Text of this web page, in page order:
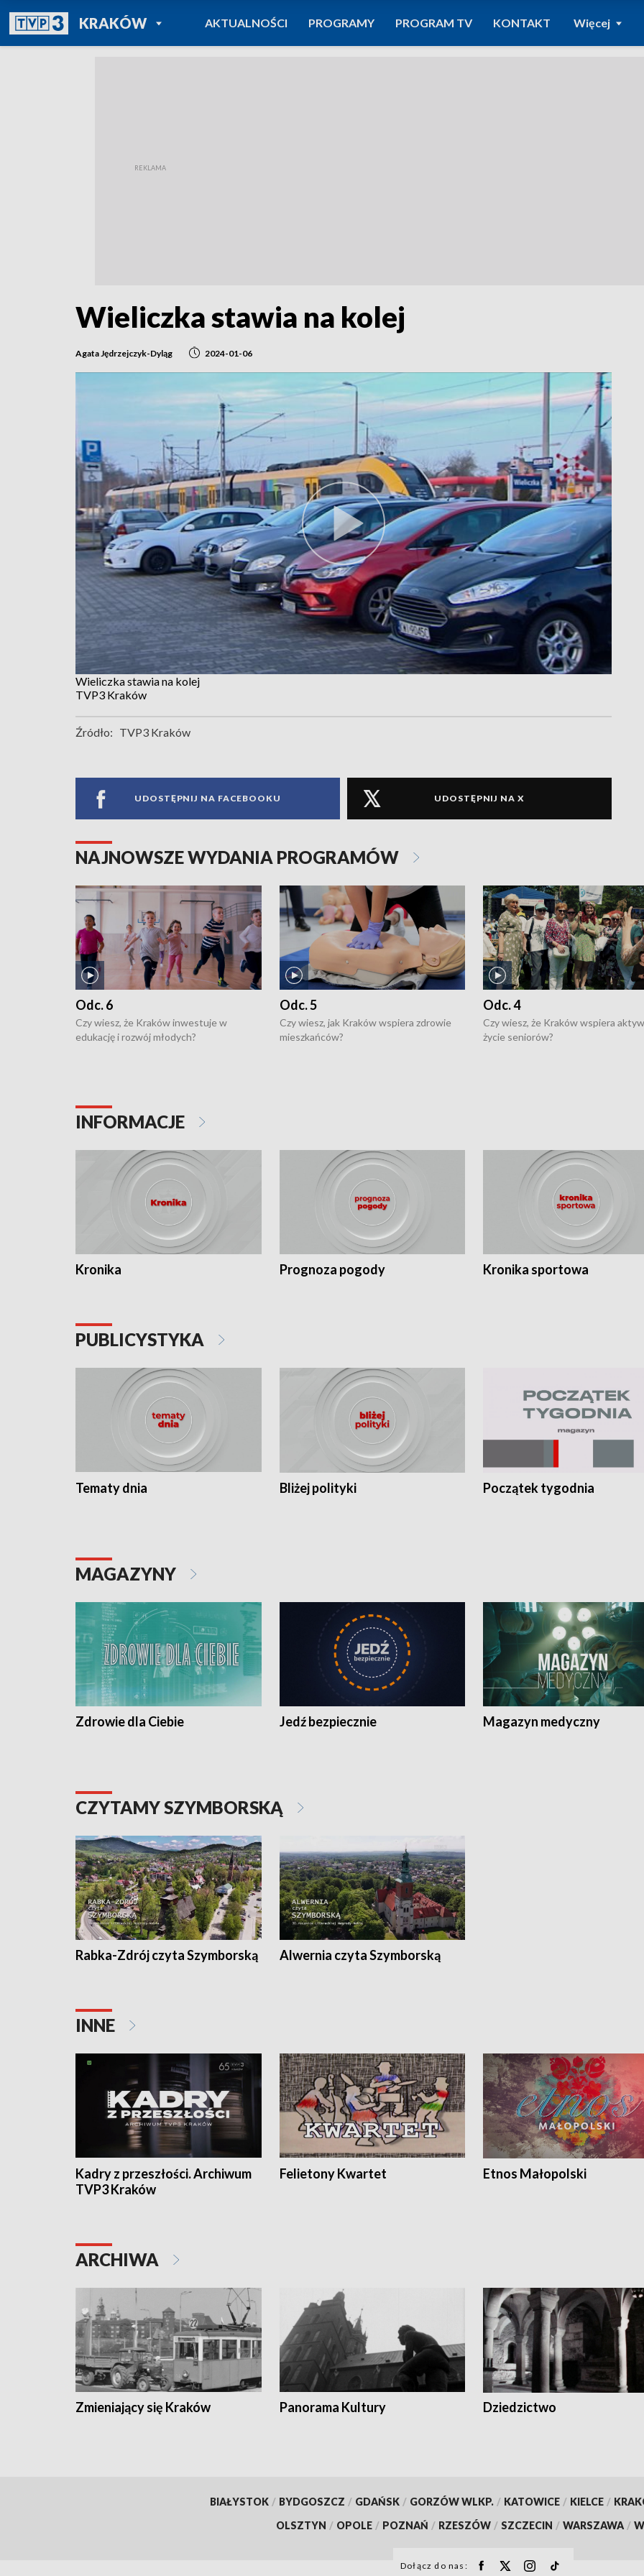
KRAKÓWPOWRÓT DO
TVP REGIONY
AKTUALNOŚCI PROGRAMY PROGRAM TV KONTAKT Więcej
Wieliczka stawia na kolej
Agata Jędrzejczyk-Dyląg 2024-01-06
Wieliczka stawia na kolej
TVP3 Kraków
Źródło: TVP3 Kraków
UDOSTĘPNIJ NA FACEBOOKU UDOSTĘPNIJ NA X
NAJNOWSZE WYDANIA PROGRAMÓW
Odc. 6
Czy wiesz, że Kraków inwestuje w
edukację i rozwój młodych?
Odc. 5
Czy wiesz, jak Kraków wspiera zdrowie
mieszkańców?
Odc. 4
Czy wiesz, że Kraków wspiera
życie seniorów?
INFORMACJE
Kronika Prognoza pogody Kronika sportowa
PUBLICYSTYKA
Tematy dnia Bliżej polityki Początek tygodnia
MAGAZYNY
Zdrowie dla Ciebie Jedź bezpiecznie Magazyn medyczny
CZYTAMY SZYMBORSKĄ
Rabka-Zdrój czyta Szymborską Alwernia czyta Szymborską
INNE
Kadry z przeszłości. Archiwum
TVP3 Kraków
Felietony Kwartet Etnos Małopolski
ARCHIWA
Zmieniający się Kraków Panorama Kultury Dziedzictwo
BIAŁYSTOK / BYDGOSZCZ / GDAŃSK / GORZÓW WLKP. / KATOWICE / KIELCE /
OLSZTYN / OPOLE / POZNAŃ / RZESZÓW / SZCZECIN / WARSZAWA /
Dołącz do nas: